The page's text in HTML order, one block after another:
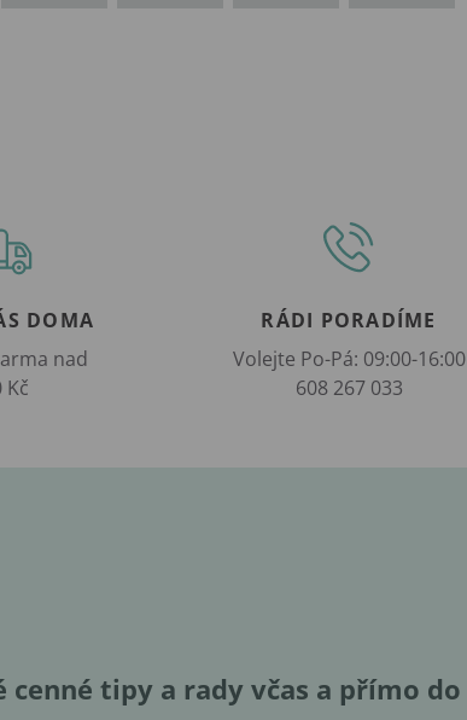
DOMA
nad
Kč
RÁDI PORADÍME
Volejte Po-Pá: 09:00-16:00
608 267 033
cenné tipy a rady včas a přímo